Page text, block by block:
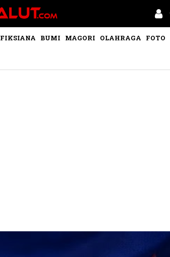
FIKSIANA BUMI MAGORI OLAHRAGA FOTO